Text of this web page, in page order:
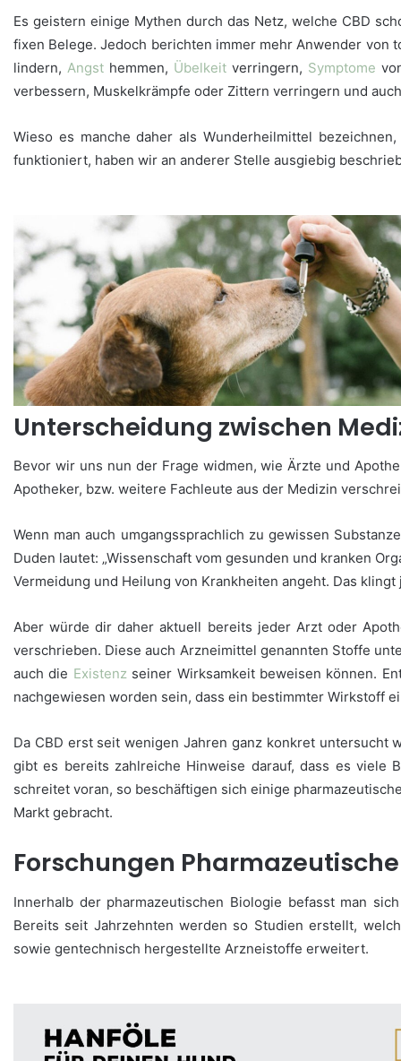
Es geistern einige Mythen durch das Netz, welche CBD
fixen Belege. Jedoch berichten immer mehr Anwender
lindern, Angsthemmen, Übelkeitverringern, Symptome
verbessern, Muskelkrämpfe oder Zittern verringern und
Wieso es manche daher als Wunderheilmittel
funktioniert, haben wir an anderer Stelle ausgiebig
Unterscheidung zwischen
Bevor wir uns nun der Frage widmen, wie Ärzte und
Apotheker, bzw. weitere Fachleute aus der Medizin
Wenn man auch umgangssprachlich zu gewissen
Duden lautet: „Wissenschaft vom gesunden und kranken
Vermeidung und Heilung von Krankheiten angeht. Das klingt
Aber würde dir daher aktuell bereits jeder Arzt oder
verschrieben. Diese auch Arzneimittel genannten Stoffe
auch die Existenzseiner Wirksamkeit beweisen können.
nachgewiesen worden sein, dass ein bestimmter Wirkstoff
Da CBD erst seit wenigen Jahren ganz konkret untersucht
gibt es bereits zahlreiche Hinweise darauf, dass es viele
schreitet voran, so beschäftigen sich einige
Markt gebracht.
Forschungen
Innerhalb der pharmazeutischen Biologie befasst man
Bereits seit Jahrzehnten werden so Studien erstellt,
sowie gentechnisch hergestellte Arzneistoffe erweitert.